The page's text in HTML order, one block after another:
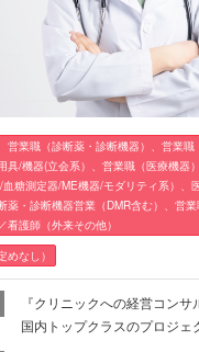
営業職（診断薬・診断機器）、営業
具/機器(立会系）、営業職（医療機器
/血糖測定器/ME機器/モダリティ系）、
薬・診断機器営業（DMR含む）、営
護師（外来その他）
なし）
『クリニックへの経営コン
国内トップクラスのプロジェ